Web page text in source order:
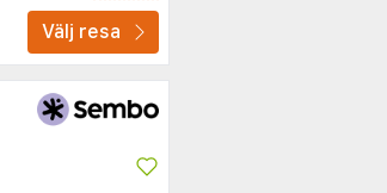
Välj resa